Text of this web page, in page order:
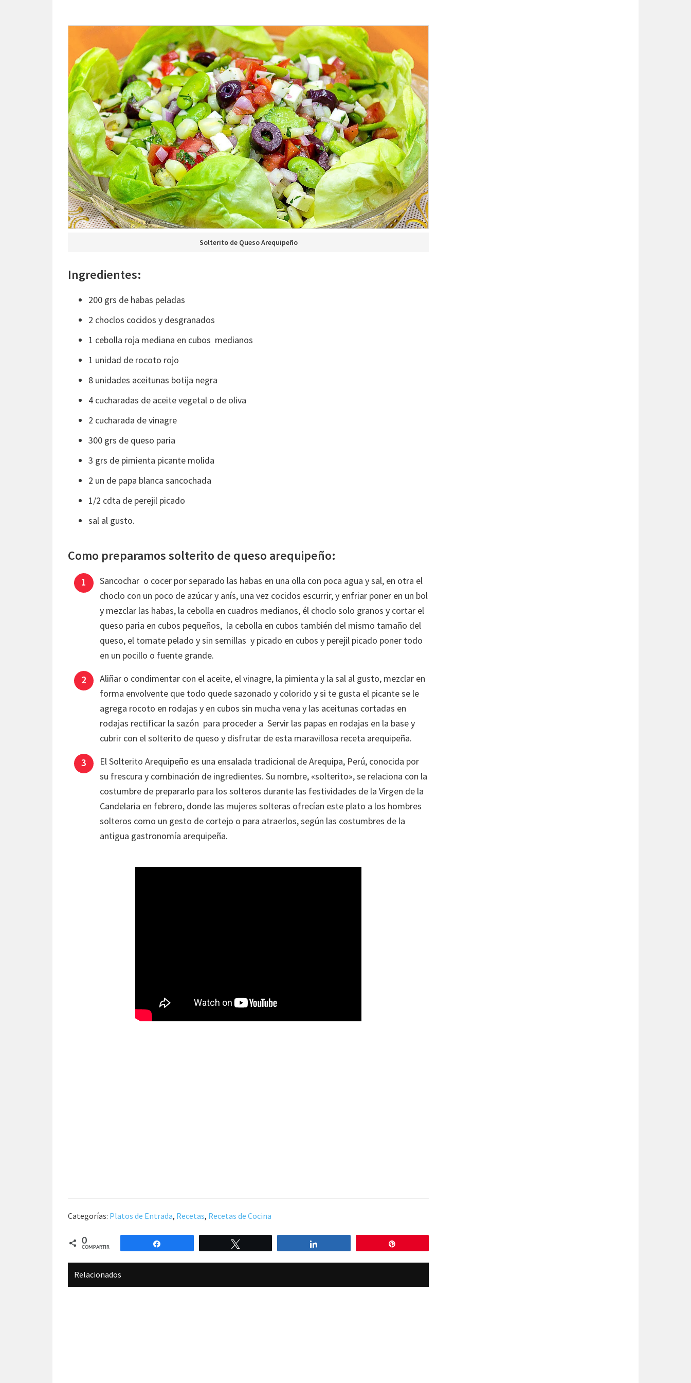
Solterito de Queso Arequipeño
Ingredientes:
200 grs de habas peladas
2 choclos cocidos y desgranados
1 cebolla roja mediana en cubos medianos
1 unidad de rocoto rojo
8 unidades aceitunas botija negra
4 cucharadas de aceite vegetal o de oliva
2 cucharada de vinagre
300 grs de queso paria
3 grs de pimienta picante molida
2 un de papa blanca sancochada
1/2 cdta de perejil picado
sal al gusto.
Como preparamos solterito de queso arequipeño:
Sancochar o cocer por separado las habas en una olla con poca agua y sal, en otra el
choclo con un poco de azúcar y anís, una vez cocidos escurrir, y enfriar poner en un bol
y mezclar las habas, la cebolla en cuadros medianos, él choclo solo granos y cortar el
queso paria en cubos pequeños, la cebolla en cubos también del mismo tamaño del
queso, el tomate pelado y sin semillas y picado en cubos y perejil picado poner todo
en un pocillo o fuente grande.
Aliñar o condimentar con el aceite, el vinagre, la pimienta y la sal al gusto, mezclar en
forma envolvente que todo quede sazonado y colorido y si te gusta el picante se le
agrega rocoto en rodajas y en cubos sin mucha vena y las aceitunas cortadas en
rodajas rectificar la sazón para proceder a Servir las papas en rodajas en la base y
cubrir con el solterito de queso y disfrutar de esta maravillosa receta arequipeña.
El Solterito Arequipeño es una ensalada tradicional de Arequipa, Perú, conocida por
su frescura y combinación de ingredientes. Su nombre, «solterito», se relaciona con la
costumbre de prepararlo para los solteros durante las festividades de la Virgen de la
Candelaria en febrero, donde las mujeres solteras ofrecían este plato a los hombres
solteros como un gesto de cortejo o para atraerlos, según las costumbres de la
antigua gastronomía arequipeña.
Categorías: Platos de Entrada, Recetas, Recetas de Cocina
0
COMPARTIR
Relacionados